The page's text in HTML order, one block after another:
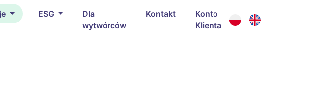
ESG
Dla
wytwórców
Kontakt
Konto
Klienta